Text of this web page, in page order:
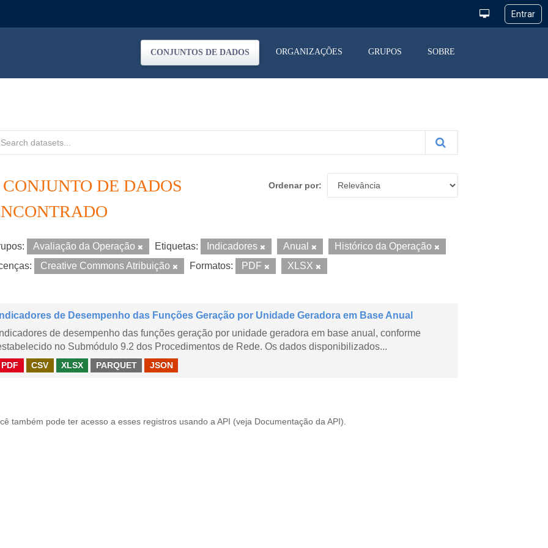
CONJUNTOS DE DADOS ORGANIZAÇÕES GRUPOS SOBRE
Ordenar por
CONJUNTO DE DADOS
Avaliação da Operação Etiquetas: Indicadores Anual
Histórico da Operação
Creative Commons Atribuição Formatos: PDF XLSX
Indicadores de Desempenho das Funções Geração por Unidade Geradora em Base Anual
Indicadores de desempenho das funções geração por unidade geradora em base anual, conforme
no Submódulo 9.2 dos Procedimentos de Rede. Os dados disponibilizados...
PDF CSV XLSX PARQUET JSON
também pode ter acesso a esses registros usando a API (veja Documentação da API ).